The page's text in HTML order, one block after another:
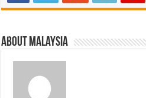
About Malaysia